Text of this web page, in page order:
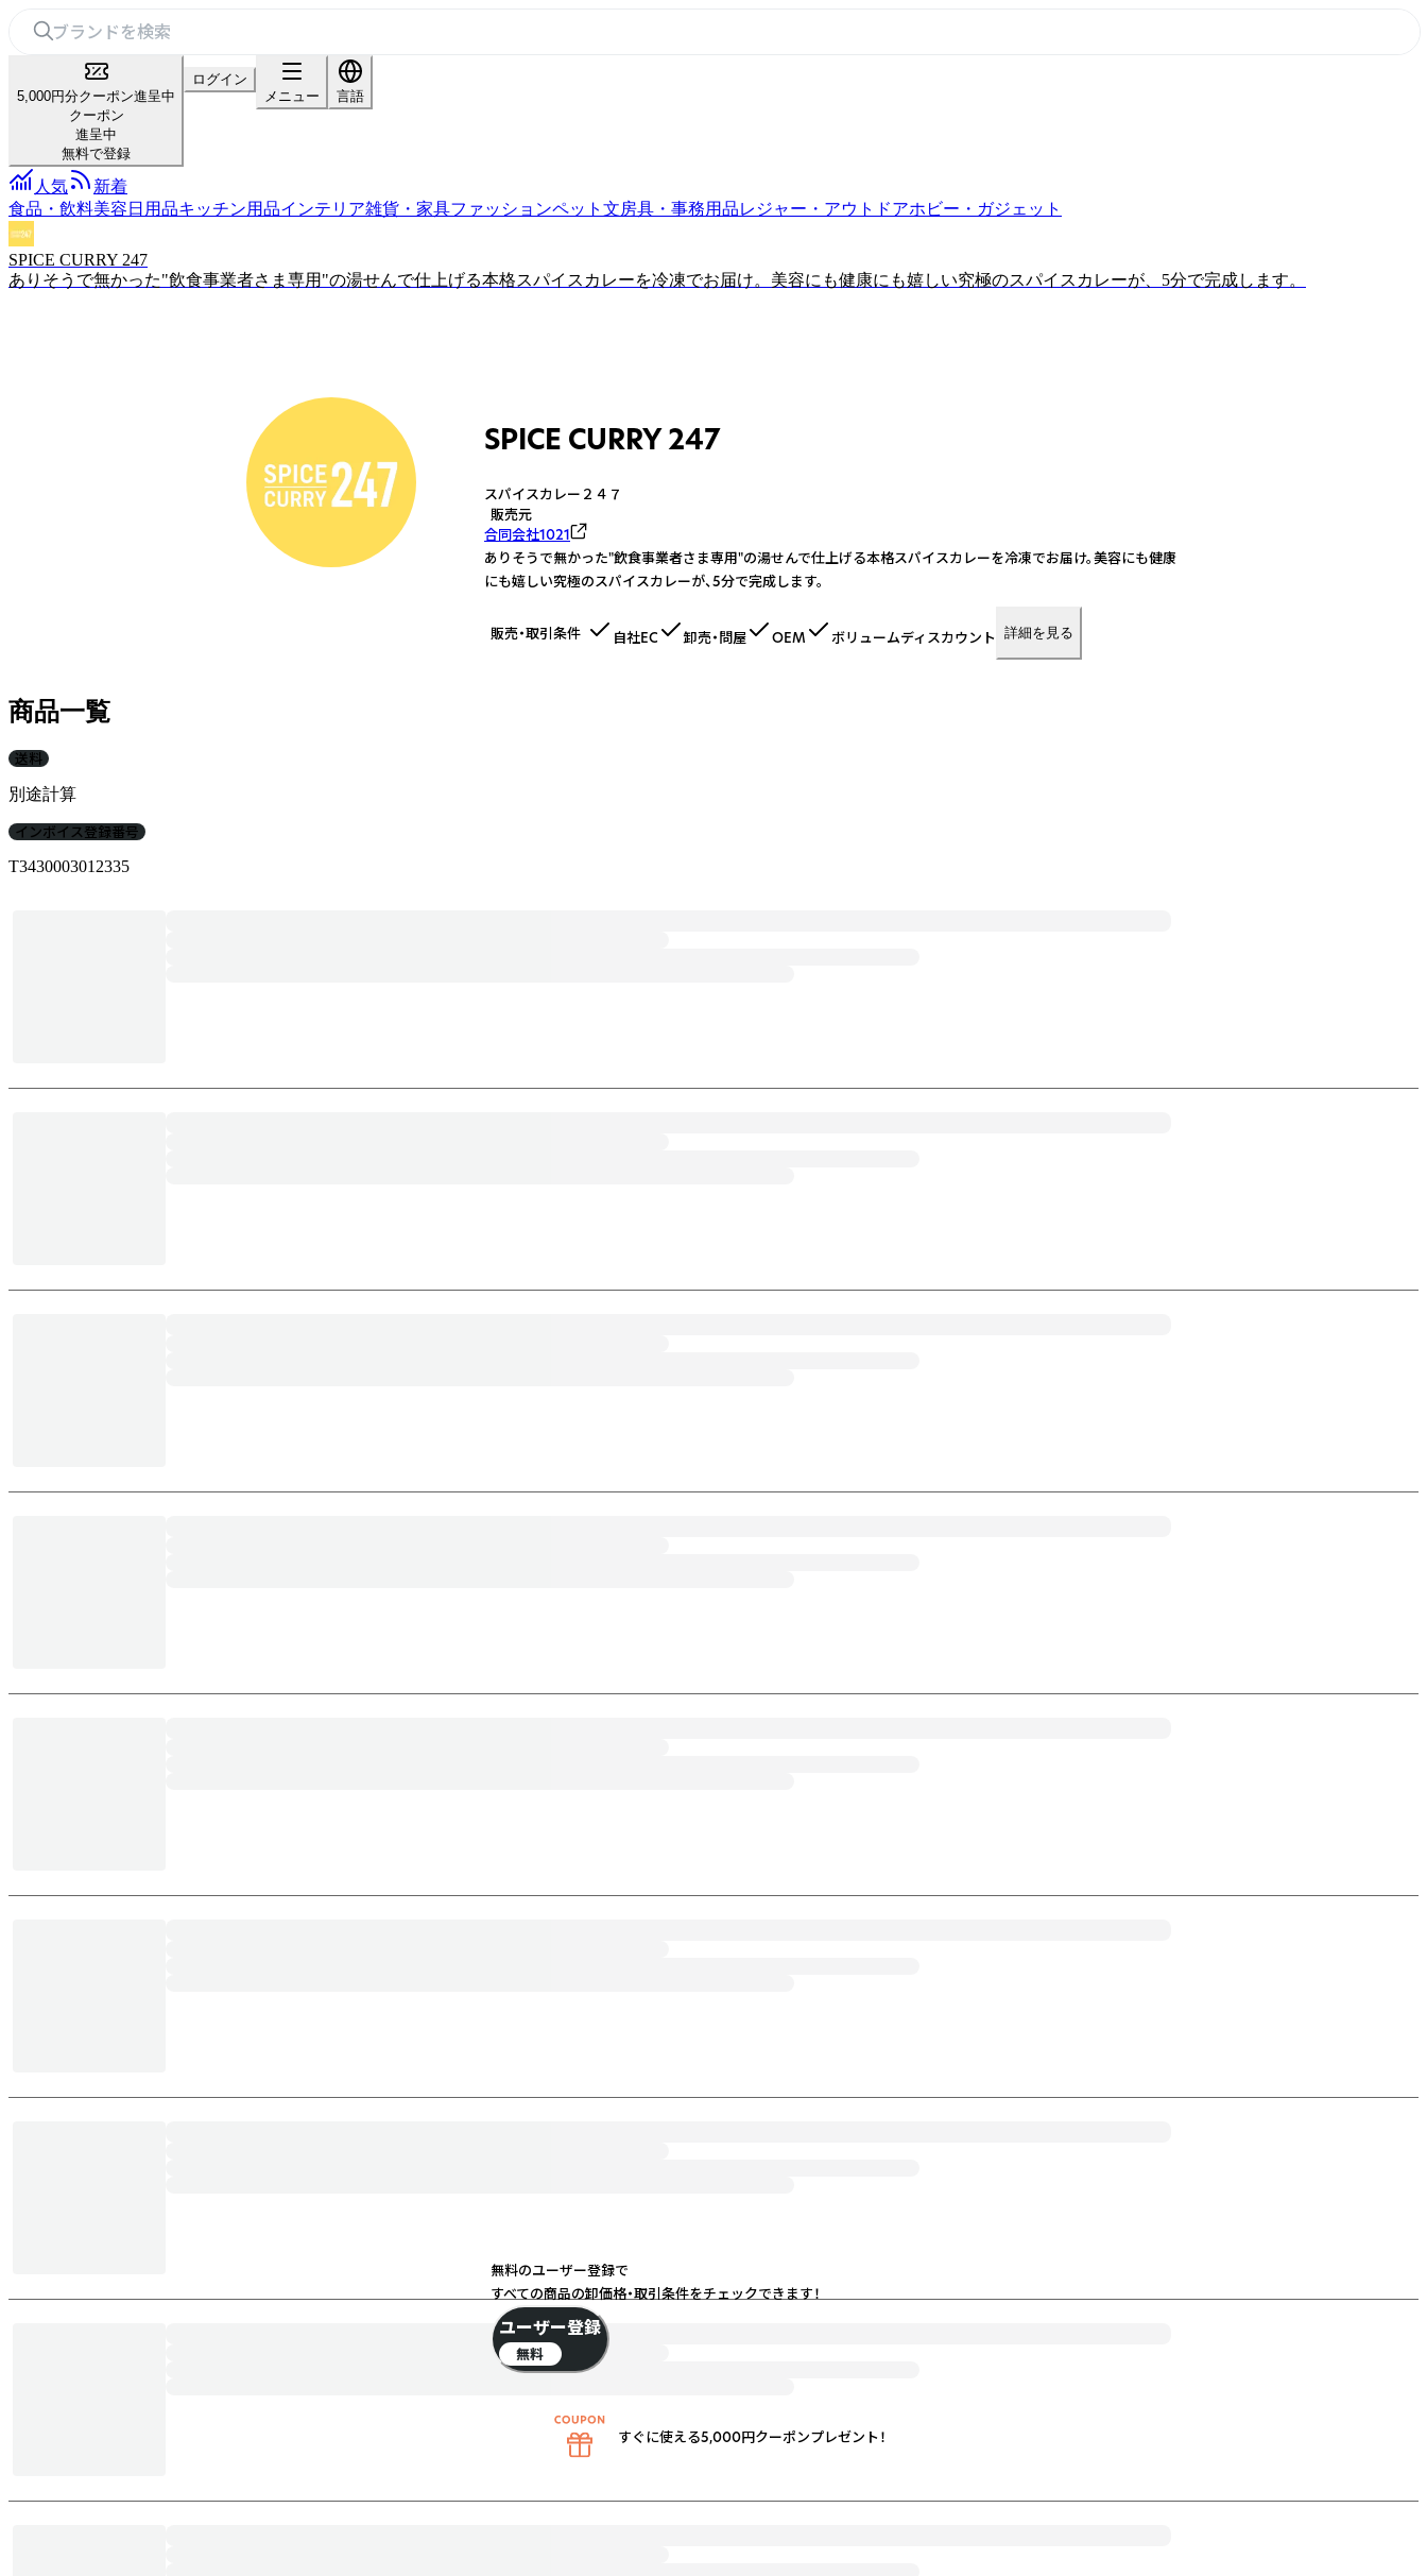
5,000円分クーポン進呈中
クーポン
進呈中
無料で登録
ログイン
メニュー
言語
人気
新着
食品・飲料美容 日用品キッチン用品インテリア雑貨・家具ファッションペット 文房具・事務用品レジャー・アウトドアホビー・ガジェット
SPICE CURRY 247
ありそうで無かった"飲食事業者さま専用"の湯せんで仕上げる本格スパイスカレーを冷凍でお届け。美容にも健康にも嬉しい究極のスパイスカレーが、5分で完成します。
SPICE CURRY 247
スパイスカレー２４７
販売元
合同会社1021
ありそうで無かった"飲食事業者さま専用"の湯せんで仕上げる本格スパイスカレーを冷凍でお届け。美容にも健康
にも嬉しい究極のスパイスカレーが、5分で完成します。
販売・取引条件 自社EC 卸売・問屋 OEM ボリュームディスカウント 詳細を見る
商品一覧
送料
別途計算
インボイス登録番号
T3430003012335
無料のユーザー登録で
すべての商品の卸価格・取引条件をチェックできます！
ユーザー登録
無料
すぐに使える5,000円クーポンプレゼント！